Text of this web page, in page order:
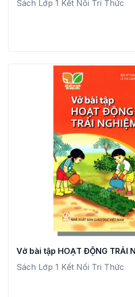
Sách Lớp 1 Kết Nối Tri Thức
Vở bài tập HOẠT ĐỘNG TRẢI
Sách Lớp 1 Kết Nối Tri Thức